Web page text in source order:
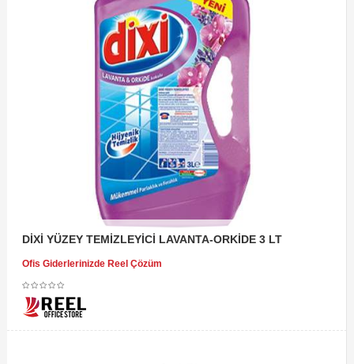
DİXİ YÜZEY TEMİZLEYİCİ LAVANTA-ORKİDE 3 LT
Ofis Giderlerinizde Reel Çözüm